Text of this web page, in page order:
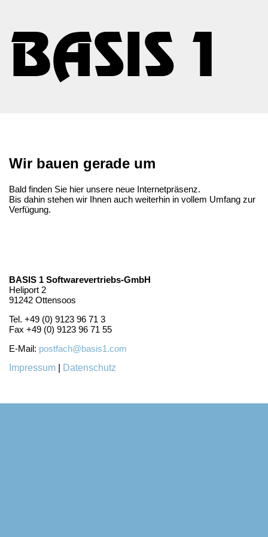
Wir bauen gerade um
Bald finden Sie hier unsere neue Internetpräsenz.
Bis dahin stehen wir Ihnen auch weiterhin in vollem Umfang zur
Verfügung.
BASIS 1 Softwarevertriebs-GmbH
Heliport 2
91242 Ottensoos
Tel. +49 (0) 9123 96 71 3
Fax +49 (0) 9123 96 71 55
E-Mail: postfach@basis1.com
Impressum
Datenschutz